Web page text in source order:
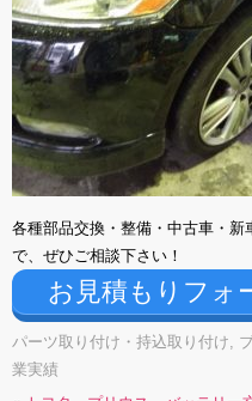
各種部品交換・整備・中古車・
で、ぜひご相談下さい！
お見積もりフォ
パーツ取り付け・持込取り付け,
業実績